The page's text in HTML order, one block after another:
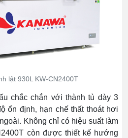
lật 930L KW-CN2400T
chắc chắn với thành tủ dày 3
ổn định, hạn chế thất thoát hơi
Không chỉ có hiệu suất làm
còn được thiết kế hướng